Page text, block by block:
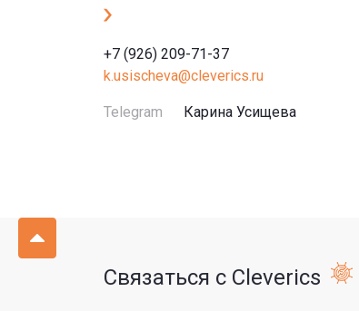
+7 (926) 209-71-37
k.usischeva@cleverics.ru
Telegram Карина Усищева
Связаться с Cleverics